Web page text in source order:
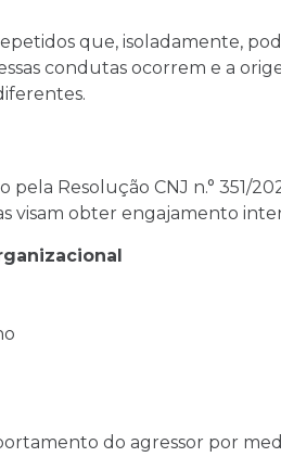
que, isoladamente,
condutas ocorrem e a
pela Resolução CNJ n.° 351/
visam obter engajamento
do agressor por